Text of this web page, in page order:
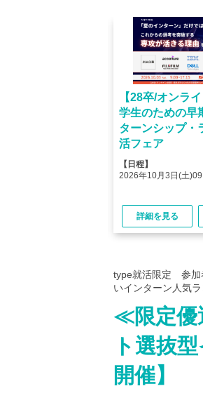
【28卒/オンラ
学生のための早
ターンシップ・
活フェア
【日程】
2026年10月3日(土
詳細を見る
type就活限定 参加
いインターン人気
≪限定優
ト選抜
開催】